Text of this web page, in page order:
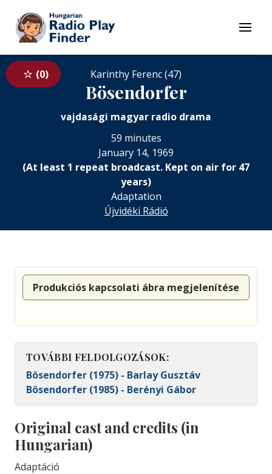
To contents
Menu
0 Karinthy Ferenc (47)
Bösendorfer
vajdasági magyar radio drama
59 minutes
January 14, 1969
(At least 1 repeat broadcast. Kept on air for 47
years)
Adaptation
Újvidéki Rádió
Produkciós kapcsolati ábra megjelenítése
TOVÁBBI FELDOLGOZÁSOK:
Bösendorfer (1975) - Barlay Gusztáv
Bösendorfer (1985) - Berényi Gábor
Original cast and credits (in
Hungarian)
Adaptáció